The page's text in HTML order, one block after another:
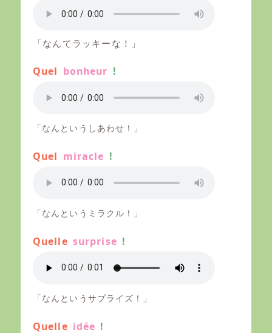
「なんてラッキーな！」
Quel bonheur !
「なんというしあわせ！」
Quel miracle !
「なんというミラクル！」
Quelle surprise !
「なんというサプライズ！」
Quelle idée !